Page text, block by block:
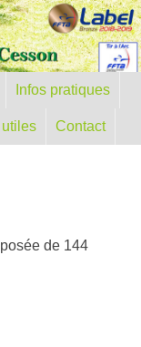
Infos pratiques
utiles Contact
de 144